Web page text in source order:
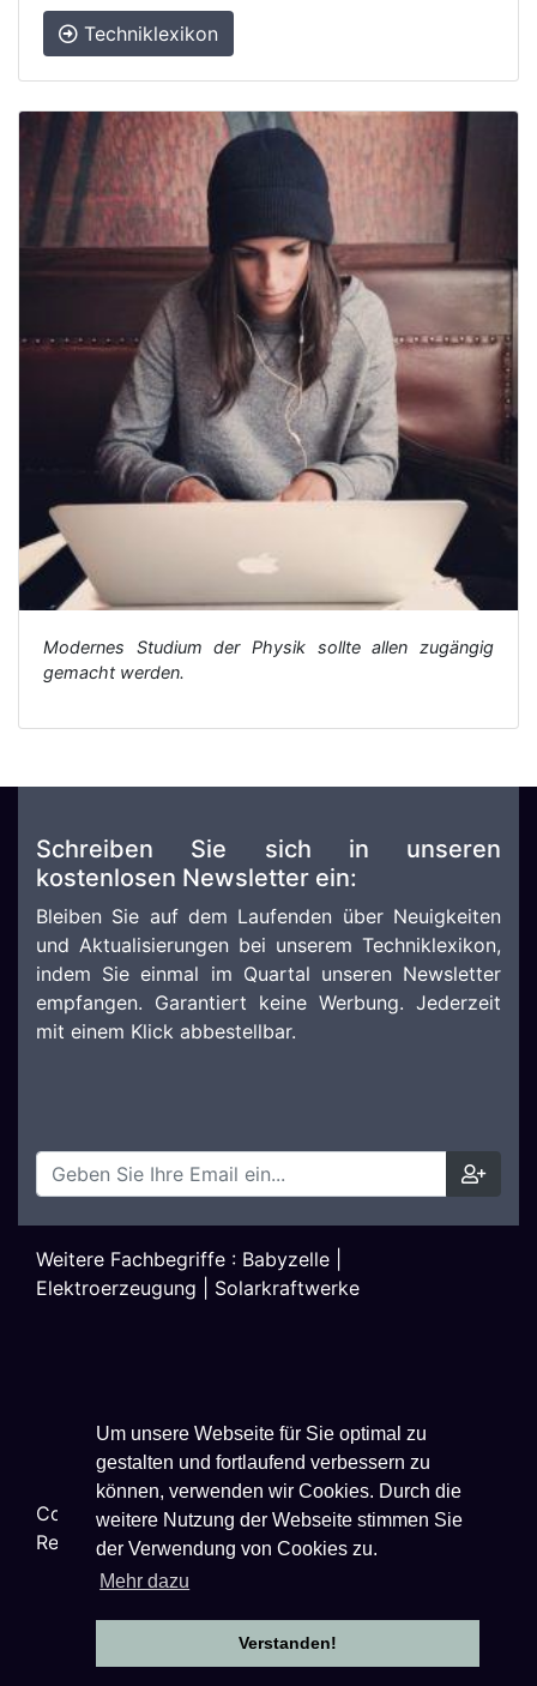
Um unsere Webseite für Sie optimal zu
gestalten und fortlaufend verbessern zu
können, verwenden wir Cookies. Durch die
weitere Nutzung der Webseite stimmen Sie
der Verwendung von Cookies zu.
Mehr dazu
Verstanden!
Techniklexikon
Modernes Studium der Physik sollte allen zugängig
gemacht werden.
Schreiben Sie sich in unseren
kostenlosen Newsletter ein:
Bleiben Sie auf dem Laufenden über Neuigkeiten
und Aktualisierungen bei unserem Techniklexikon,
indem Sie einmal im Quartal unseren Newsletter
empfangen. Garantiert keine Werbung. Jederzeit
mit einem Klick abbestellbar.
Weitere Fachbegriffe : Babyzelle
Elektroerzeugung
Solarkraftwerke
Copyright © 2026Techniklexikon.net - All Rights
Reserved.
Datenschutzhinweise